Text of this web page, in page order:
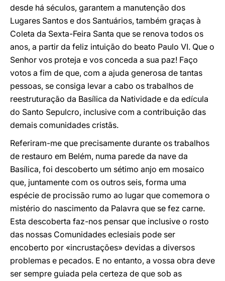
desde há séculos, garantem a manutenção dos
Lugares Santos e dos Santuários, também graças à
Coleta da Sexta-Feira Santa que se renova todos os
anos, a partir da feliz intuição do beato Paulo VI. Que o
Senhor vos proteja e vos conceda a sua paz! Faço
votos a fim de que, com a ajuda generosa de tantas
pessoas, se consiga levar a cabo os trabalhos de
reestruturação da Basílica da Natividade e da edícula
do Santo Sepulcro, inclusive com a contribuição das
demais comunidades cristãs.
Referiram-me que precisamente durante os trabalhos
de restauro em Belém, numa parede da nave da
Basílica, foi descoberto um sétimo anjo em mosaico
que, juntamente com os outros seis, forma uma
espécie de procissão rumo ao lugar que comemora o
mistério do nascimento da Palavra que se fez carne.
Esta descoberta faz-nos pensar que inclusive o rosto
das nossas Comunidades eclesiais pode ser
encoberto por «incrustações» devidas a diversos
problemas e pecados. E no entanto, a vossa obra deve
ser sempre guiada pela certeza de que sob as